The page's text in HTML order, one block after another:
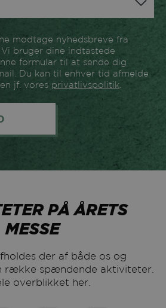
Vadehavsbageriet
Valsemøllen
Wiik & Co.
modtage nyhedsbreve fra
Vi bruger dine indtastede
formular til at sende dig
Du kan til enhver tid afmelde
jf. vores privatlivspolitik
PÅ ÅRETS
MESSE
der af både os og
række spændende aktiviteter.
overblikket her.